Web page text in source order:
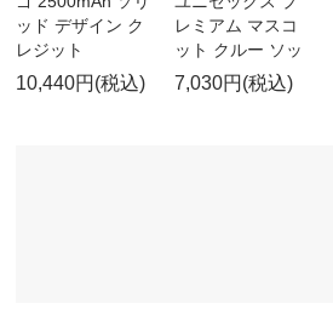
ッド デザイン ク
レジット
10,440円(税込)
レミアム マスコ
ット クルー ソッ
7,030円(税込)